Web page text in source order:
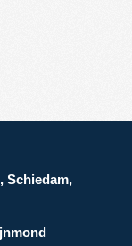
Schiedam,